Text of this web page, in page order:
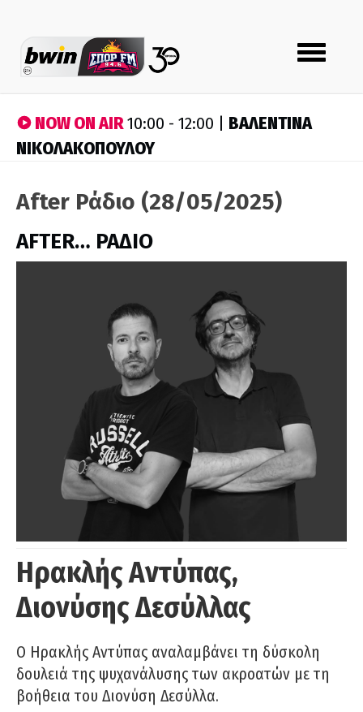
Toggle
navigation
NOW ON AIR10:00 - 12:00 | ΒΑΛΕΝΤΙΝΑ
ΝΙΚΟΛΑΚΟΠΟΥΛΟΥ
After Ράδιο (28/05/2025)
AFTER… ΡΑΔΙΟ
Ηρακλής Αντύπας,
Διονύσης Δεσύλλας
Ο Ηρακλής Αντύπας αναλαμβάνει τη δύσκολη
δουλειά της ψυχανάλυσης των ακροατών με τη
βοήθεια του Διονύση Δεσύλλα.